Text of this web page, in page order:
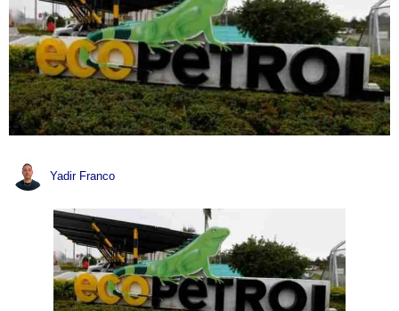
Yadir Franco